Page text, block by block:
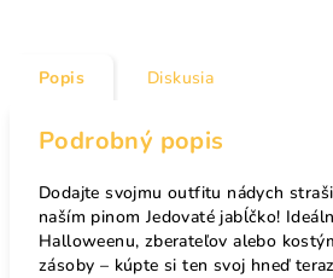
Popis Diskusia
Podrobný popis
Dodajte svojmu outfitu nádych
naším pinom Jedovaté jabĺčko!
Halloweenu, zberateľov alebo
zásoby – kúpte si ten svoj hneď